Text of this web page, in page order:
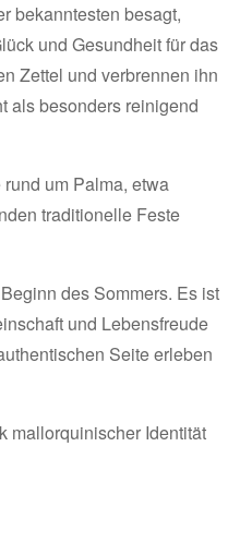
bekanntesten besagt,
und Gesundheit für das
Zettel und verbrennen ihn
als besonders reinigend
um Palma, etwa
traditionelle Feste
des Sommers. Es ist
und Lebensfreude
Seite erleben
mallorquinischer Identität